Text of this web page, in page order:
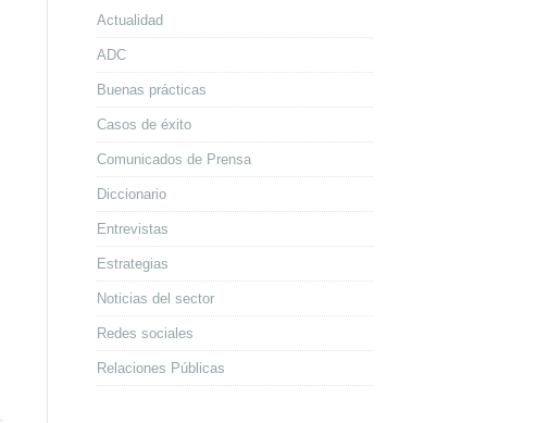
Actualidad
ADC
Buenas prácticas
Casos de éxito
Comunicados de Prensa
Diccionario
Entrevistas
Estrategias
Noticias del sector
Redes sociales
Relaciones Públicas